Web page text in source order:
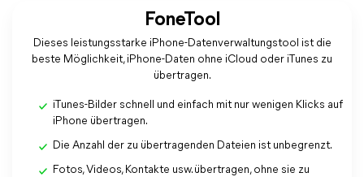
FoneTool
Dieses leistungsstarke iPhone-Datenverwaltungstool ist die
beste Möglichkeit, iPhone-Daten ohne iCloud oder iTunes zu
übertragen.
iTunes-Bilder schnell und einfach mit nur wenigen Klicks auf
iPhone übertragen.
Die Anzahl der zu übertragenden Dateien ist unbegrenzt.
Fotos, Videos, Kontakte usw. übertragen, ohne sie zu